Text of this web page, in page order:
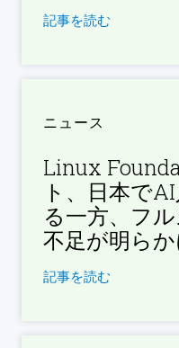
記事を読む
ニュース
Linux
ト、日本で
る一方、フ
不足が明らか
記事を読む